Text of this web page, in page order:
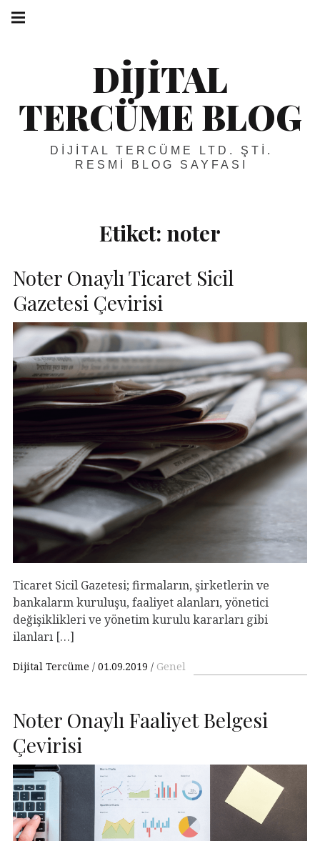
Skip
DIJITAL
TERCÜME BLOG
DIJITAL TERCÜME LTD. ŞTI.
RESMI BLOG SAYFASI
navigation
Etiket: noter
Noter Onaylı Ticaret Sicil
Gazetesi Çevirisi
Ticaret Sicil Gazetesi; firmaların, şirketlerin ve
bankaların kuruluşu, faaliyet alanları, yönetici
değişiklikleri ve yönetim kurulu kararları gibi
ilanları […]
Dijital Tercüme 01.09.2019 Genel
Noter Onaylı Faaliyet Belgesi
Çevirisi